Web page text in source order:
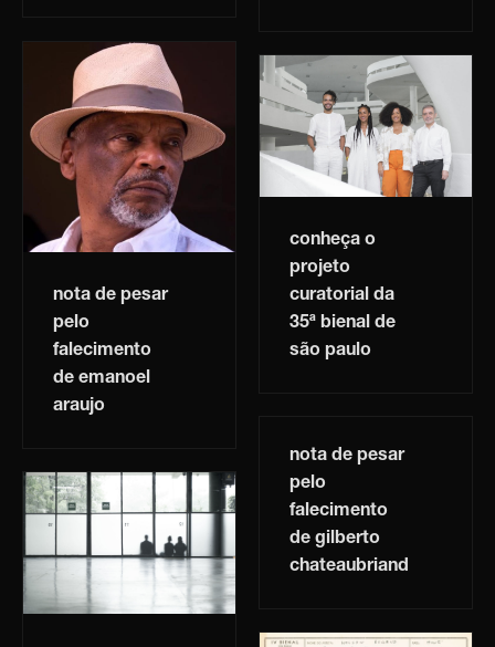
nota de pesar
pelo
falecimento
de emanoel
araujo
conheça o
projeto
curatorial da
35ª bienal de
são paulo
nota de pesar
pelo
falecimento
de gilberto
chateaubriand